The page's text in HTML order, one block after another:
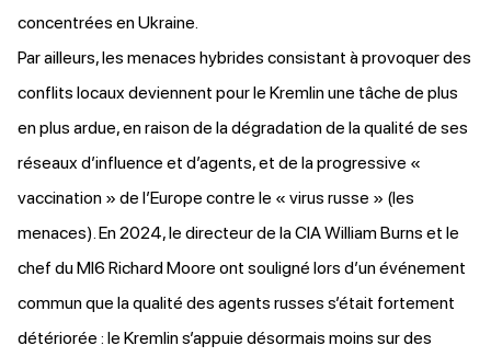
concentrées en Ukraine.
Par ailleurs, les menaces hybrides consistant à provoquer des
conflits locaux deviennent pour le Kremlin une tâche de plus
en plus ardue, en raison de la dégradation de la qualité de ses
réseaux d’influence et d’agents, et de la progressive «
vaccination » de l’Europe contre le « virus russe » (les
menaces). En 2024, le directeur de la CIA William Burns et le
chef du MI6 Richard Moore ont souligné lors d’un événement
commun que la qualité des agents russes s’était fortement
détériorée : le Kremlin s’appuie désormais moins sur des